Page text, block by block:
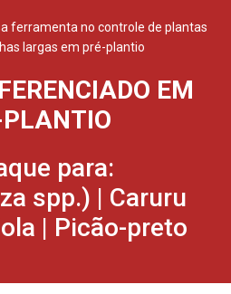
ferramenta no controle de plantas
largas em pré-plantio
EM
para:
spp.) | Caruru
| Picão-preto